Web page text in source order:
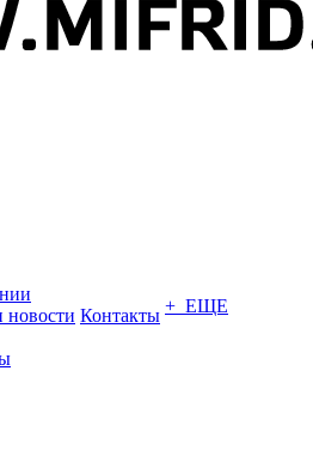
новости Контакты + ЕЩЕ